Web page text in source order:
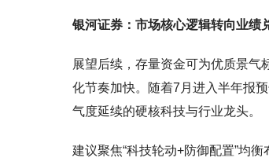
银河证券：市场核心逻辑转向业绩
展望后续，存量资金可为优质景气
化节奏加快。随着7月进入半年报
气度延续的硬核科技与行业龙头。
建议聚焦“科技轮动+防御配置”均